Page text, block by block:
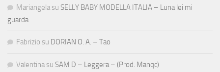
Mariangela su SELLY BABY MODELLA ITALIA – Luna lei mi
guarda
Fabrizio su DORIAN O. A. – Tao
Valentina su SAM D – Leggera – (Prod. Manqc)